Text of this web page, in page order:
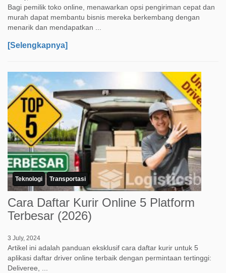
Bagi pemilik toko online, menawarkan opsi pengiriman cepat dan
murah dapat membantu bisnis mereka berkembang dengan
menarik dan mendapatkan ...
[Selengkapnya]
Teknologi Transportasi
Cara Daftar Kurir Online 5 Platform
Terbesar (2026)
3 July, 2024
Artikel ini adalah panduan eksklusif cara daftar kurir untuk 5
aplikasi daftar driver online terbaik dengan permintaan tertinggi:
Deliveree, ...